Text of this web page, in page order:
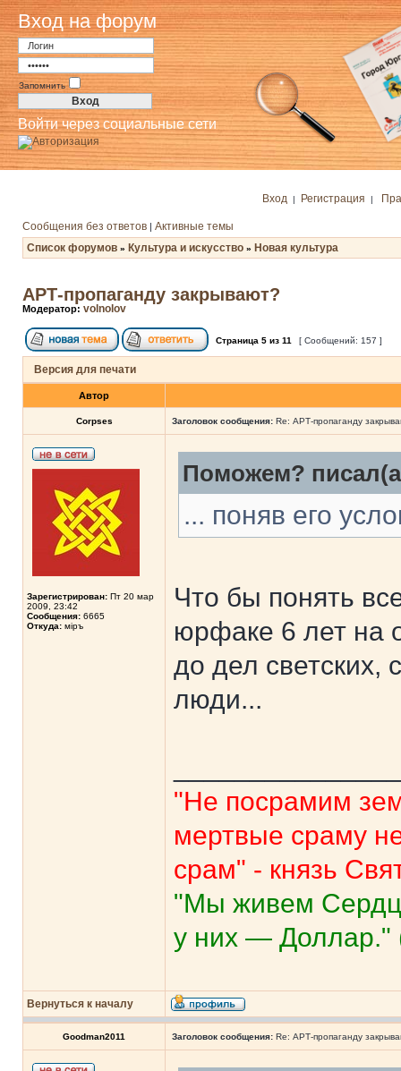
Вход на форум
Запомнить
Войти через социальные сети
Вход | Регистрация |
Сообщения без ответов | Активные темы
Список форумов » Культура и искусство » Новая культура
АРТ-пропаганду закрывают?
Модератор: volnolov
Страница 5 из 11 [ Сообщений: 157 ]
Версия для печати
Автор
Corpses Заголовок сообщения: Re: АРТ-пропаганду
Зарегистрирован: Пт 20 мар
2009, 23:42
Сообщения: 6665
Откуда: мiръ
Поможем?
... поняв его
Что бы понять
юрфаке 6 лет на
до дел светских,
люди...
"Не посрамим
мертвые сраму
срам" - князь
"Мы живем
у них — Доллар."
Вернуться к началу
Goodman2011 Заголовок сообщения: Re: АРТ-пропаганду